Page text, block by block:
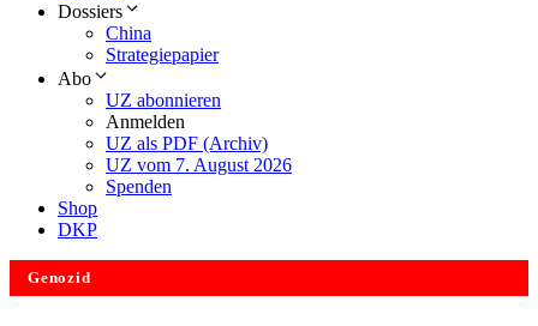
Dossiers
China
Strategiepapier
Abo
UZ abonnieren
Anmelden
UZ als PDF (Archiv)
UZ vom 7. August 2026
Spenden
Shop
DKP
Genozid